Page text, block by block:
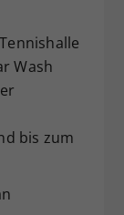
Wash
bis zum
Consent-
eine
die